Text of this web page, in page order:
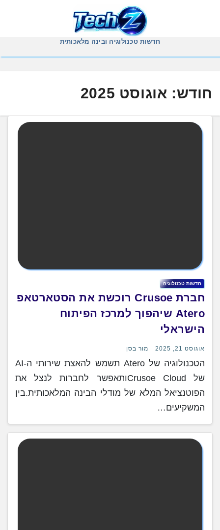
חדשות טכנולוגיה ובינה מלאכותית
חודש: אוגוסט 2025
חדשות טכנולוגיה
חברת Crusoe רוכשת את הסטארטאפ
Atero שיהפוך למרכז הפיתוח
הישראלי
אוגוסט 21, 2025 מור בסן
הטכנולוגיה של Atero תשמש להאצת שירותי ה-AI
של Crusoe Cloudותאפשר לחברות לנצל את
הפוטנציאל המלא של מודלי הבינה המלאכותית.בין
המשקיעים…